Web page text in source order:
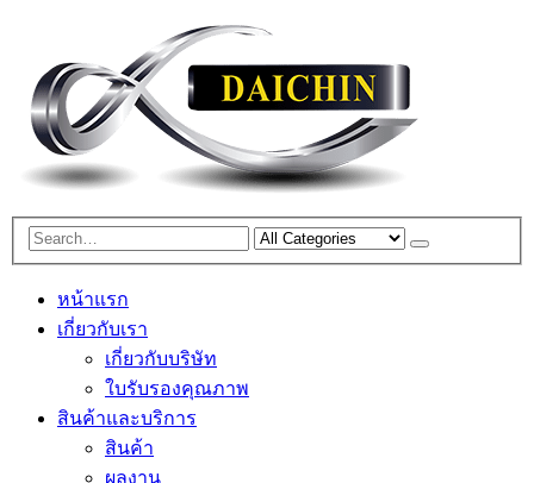
หน้าแรก
เกี่ยวกับเรา
เกี่ยวกับบริษัท
ใบรับรองคุณภาพ
สินค้าและบริการ
สินค้า
ผลงาน